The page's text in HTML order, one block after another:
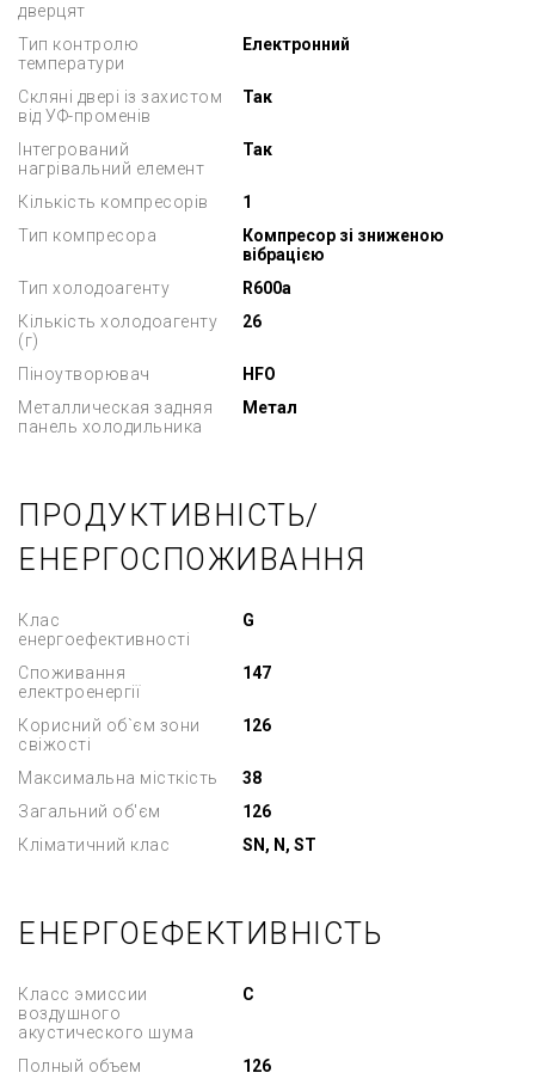
дверцят
Тип контролю
температури
Електронний
Скляні двері із захистом
від УФ-променів
Так
Інтегрований
нагрівальний елемент
Так
Кількість компресорів
1
Тип компресора
Компресор зі зниженою
вібрацією
Тип холодоагенту
R600a
Кількість холодоагенту
(г)
26
Піноутворювач
HFO
Металлическая задняя
панель холодильника
Метал
ПРОДУКТИВНІСТЬ/
ЕНЕРГОСПОЖИВАННЯ
Клас
енергоефективності
G
Споживання
електроенергії
147
Корисний об`єм зони
свіжості
126
Максимальна місткість
38
Загальний об'єм
126
Кліматичний клас
SN, N, ST
ЕНЕРГОЕФЕКТИВНІСТЬ
Класс эмиссии
воздушного
акустического шума
C
Полный объем
126